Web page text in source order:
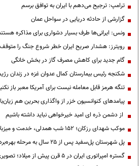
ترامپ: ترجیح می‌دهم با ایران به توافق برسم
گزارشی از حادثه دریایی در سواحل عمان
ونس: ایرانی‌ها طرف بسیار دشواری برای مذاکره
رویترز: هشدار صریح ایران خطر شروع جنگ را
گام جدید برای کاهش مصرف گاز در بخش خانگی
شکنجه رئیس بیمارستان کمال عدوان غزه در زندان
تنگه هرمز قابل معامله نیست برای آمریکا معبر باز
پیامدهای کنوانسیون خزر از واگذاری بحرین هم
از دشمن ذره ای امید خیرخواهی نباید داشته باشیم
موکب شهدای رزکان؛ ۱۵۲ شب همدلی، خدمت و میزبانی از مردم ولایت‌مدار شهریار
پل شهرستان پل‌سفید پس از ۲۵ سال به مرحله بهره‌برداری رسید
گستره امپراتوری ایران در ۵ قرن پیش از میلاد؛ تصویری از ایران ۲۵ قرن پیش